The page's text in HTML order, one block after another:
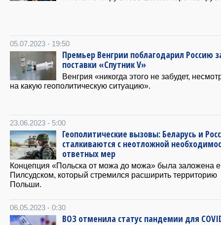
05.07.2023 - 19:50
Премьер Венгрии поблагодарил Россию
поставки «Спутник V»
Венгрия «никогда этого не забудет,
на какую геополитическую ситуацию».
23.06.2023 - 5:00
Геополитические вызовы: Беларусь и
сталкиваются с неотложной
ответных мер
Концепция «Польска от можа до можа» была заложена
Пилсудском, который стремился расширить территорию
Польши.
06.05.2023 - 0:30
ВОЗ отменила статус пандемии для